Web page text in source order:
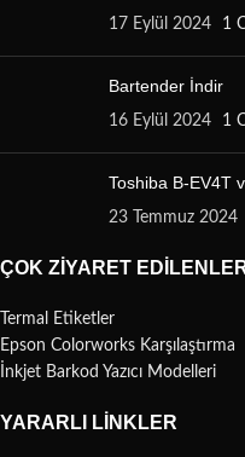
17 Eylül 2024 1
Bartender İndir
16 Eylül 2024 1
Toshiba B-EV4T
23 Temmuz 2024
ÇOK ZIYARET
Termal Etiketler
Epson Colorworks Karşılaştırma
İnkjet Barkod Yazıcı Modelleri
YARARLI LINKLER